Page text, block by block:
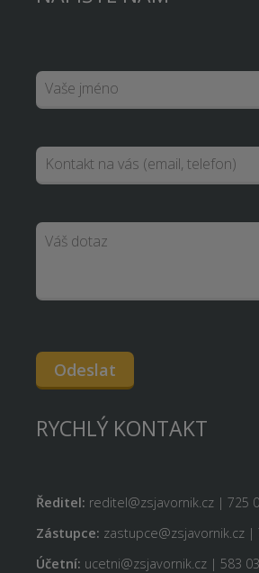
Odeslat
RYCHLÝ KONTAKT
Ředitel: reditel@zsjavornik.cz | 725
Zástupce: zastupce@zsjavornik.cz |
Účetní: ucetni@zsjavornik.cz | 583